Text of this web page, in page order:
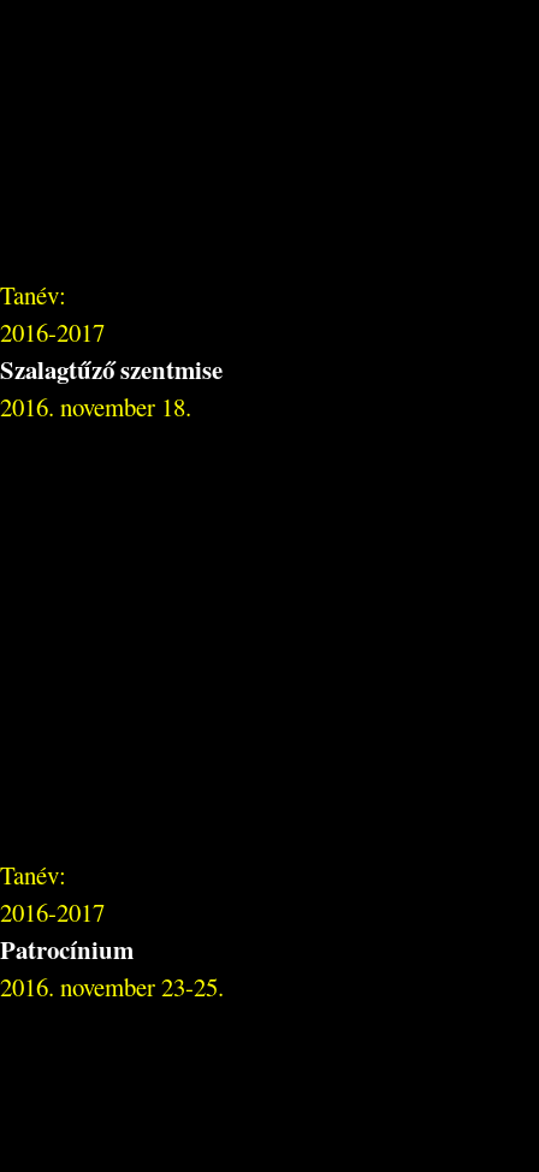
Tanév:
2016-2017
Szalagtűző szentmise
2016. november 18.
Tanév:
2016-2017
Patrocínium
2016. november 23-25.